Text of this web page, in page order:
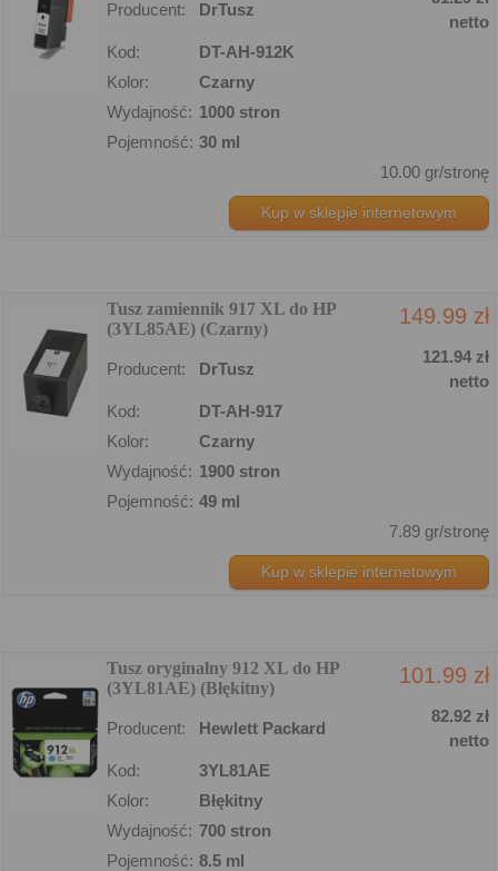
Producent: DrTusz
netto
Kod:
DT-AH-912K
Kolor:
Czarny
Wydajność: 1000 stron
Pojemność: 30 ml
10.00 gr/stronę
Kup w sklepie internetowym
Tusz zamiennik 917 XL do HP
(3YL85AE) (Czarny)
149.99 zł
Producent: DrTusz
121.94 zł
netto
Kod:
DT-AH-917
Kolor:
Czarny
Wydajność: 1900 stron
Pojemność: 49 ml
7.89 gr/stronę
Kup w sklepie internetowym
Tusz oryginalny 912 XL do HP
(3YL81AE) (Błękitny)
101.99 zł
Producent: Hewlett Packard
82.92 zł
netto
Kod:
3YL81AE
Kolor:
Błękitny
Wydajność: 700 stron
Pojemność: 8.5 ml